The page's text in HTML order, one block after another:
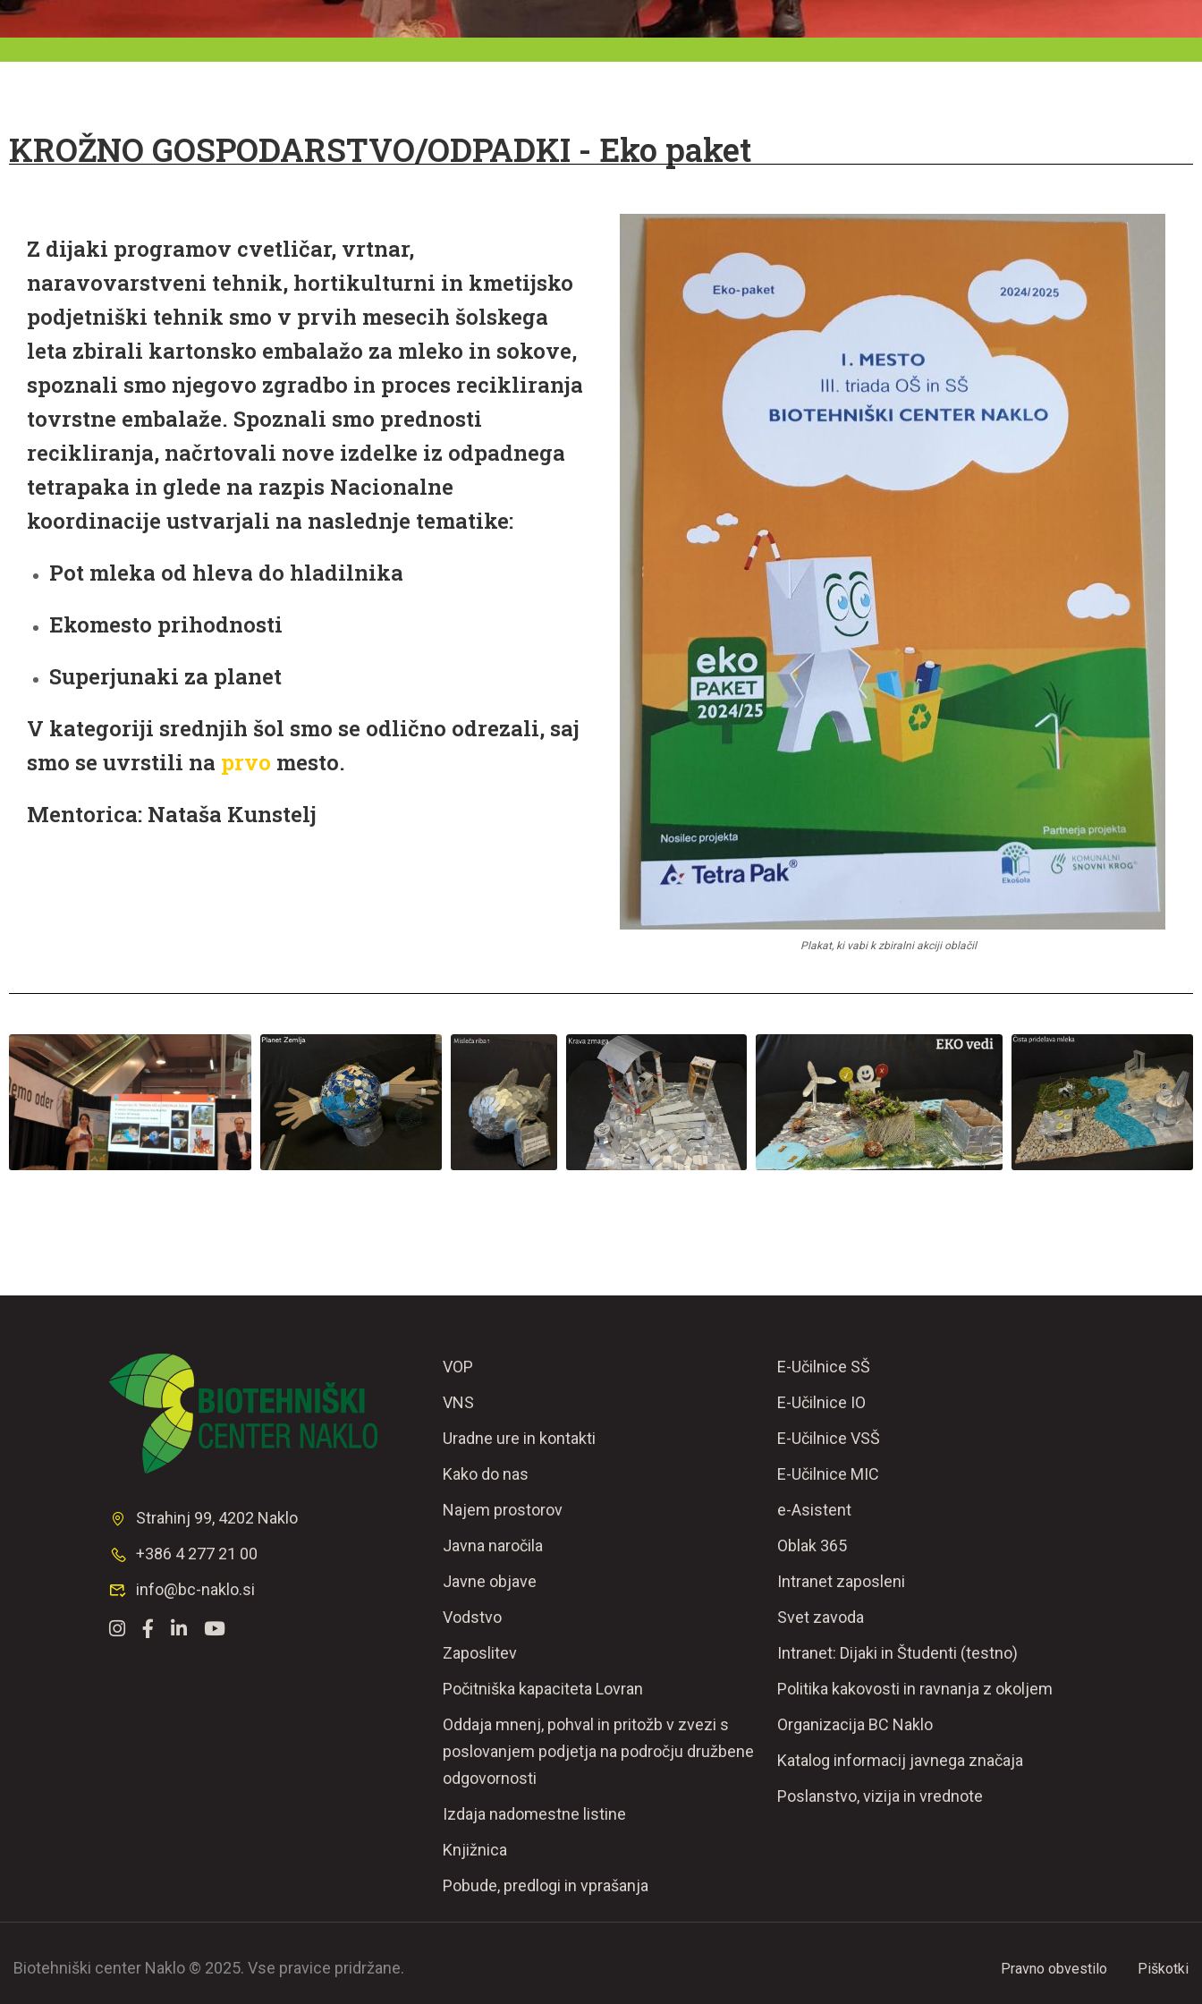
KROŽNO GOSPODARSTVO/ODPADKI - Eko paket
Z dijaki programov cvetličar, vrtnar,
naravovarstveni tehnik, hortikulturni in kmetijsko
podjetniški tehnik smo v prvih mesecih šolskega
leta zbirali kartonsko embalažo za mleko in sokove,
spoznali smo njegovo zgradbo in proces recikliranja
tovrstne embalaže. Spoznali smo prednosti
recikliranja, načrtovali nove izdelke iz odpadnega
tetrapaka in glede na razpis Nacionalne
koordinacije ustvarjali na naslednje tematike:
Pot mleka od hleva do hladilnika
Ekomesto prihodnosti
Superjunaki za planet
V kategoriji srednjih šol smo se odlično odrezali, saj
smo se uvrstili na prvo mesto.
Mentorica: Nataša Kunstelj
Plakat, ki vabi k zbiralni akciji oblačil
Strahinj 99, 4202 Naklo
+386 4 277 21 00
info@bc-naklo.si
VOP
VNS
Uradne ure in kontakti
Kako do nas
Najem prostorov
Javna naročila
Javne objave
Vodstvo
Zaposlitev
Počitniška kapaciteta Lovran
Oddaja mnenj, pohval in pritožb v zvezi s
poslovanjem podjetja na področju družbene
odgovornosti
Izdaja nadomestne listine
Knjižnica
Pobude, predlogi in vprašanja
E-Učilnice SŠ
E-Učilnice IO
E-Učilnice VSŠ
E-Učilnice MIC
e-Asistent
Oblak 365
Intranet zaposleni
Svet zavoda
Intranet: Dijaki in Študenti (testno)
Politika kakovosti in ravnanja z okoljem
Organizacija BC Naklo
Katalog informacij javnega značaja
Poslanstvo, vizija in vrednote
Biotehniški center Naklo © 2025. Vse pravice pridržane. Pravno obvestilo Piškotki